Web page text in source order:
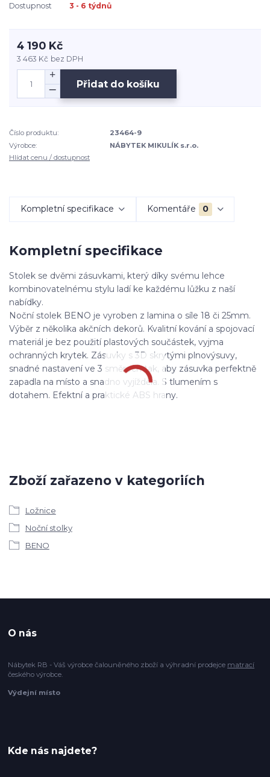
Dostupnost 3 - 6 týdnů
4 190 Kč
3 463 Kč bez DPH
Přidat do košíku
Číslo produktu:
23464-9
Výrobce:
NÁBYTEK MIKULÍK s.r.o.
Hlídat cenu / dostupnost
Kompletní specifikace Komentáře 0
Kompletní specifikace
Stolek se dvěmi zásuvkami, který díky svému lehce
kombinovatelnému stylu ladí ke každému lůžku z naší
nabídky.
Noční stolek BENO je vyroben z lamina o síle 18 či 25mm.
Výběr z několika akčních dekorů. Kvalitní kování a spojovací
materiál je bez použití plastových součástek, vyjma
ochranných krytek. Zásuvky s 3D skrytými plnovýsuvy,
snadné nastavení ve 3 směrech tak, aby zásuvka perfektně
zapadla na místo a snadno vyjížděla. S tlumením s
dotahem. Efektní a praktické ABS hrany.
Zboží zařazeno v kategoriích
Ložnice
Noční stolky
BENO
O nás
Nábytek RB - Váš výrobce čalouněného zboží a výhradní prodejce matrací
českého výrobce.
Výdejní místo
Kde nás najdete?